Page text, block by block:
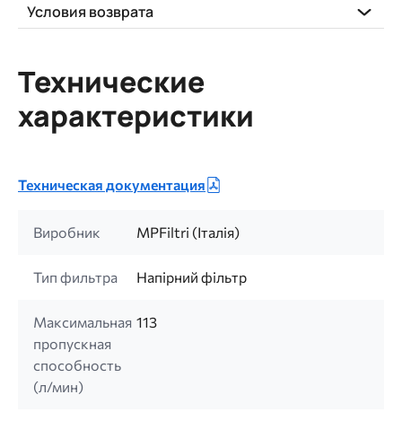
Условия возврата
Технические
характеристики
Техническая документация
Виробник MPFiltri (Італія)
Тип фильтра Напірний фільтр
Максимальная
пропускная
способность
(л/мин)
113